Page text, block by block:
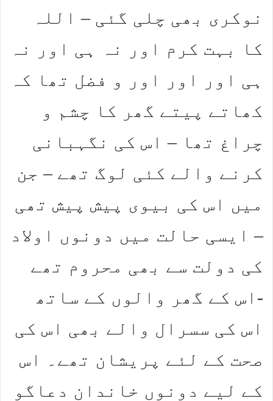
نوکری بھی چلی گئی – اللہ
کا بہت کرم اور نہ ہی اور نہ
ہی اور اور اور و فضل تھا کہ
کھاتے پیتے گھر کا چشم و
چراغ تھا – اس کی نگہبانی
کرنے والے کئی لوگ تھے – جن
میں اس کی بیوی پیش پیش تھی
– ایسی حالت میں دونوں اولاد
کی دولت سے بھی محروم تھے
-اس کے گھر والوں کے ساتھ
اس کی سسرال والے بھی اس کی
صحت کے لئے پریشان تھے۔ اس
کے لیے دونوں خاندان دعاگو